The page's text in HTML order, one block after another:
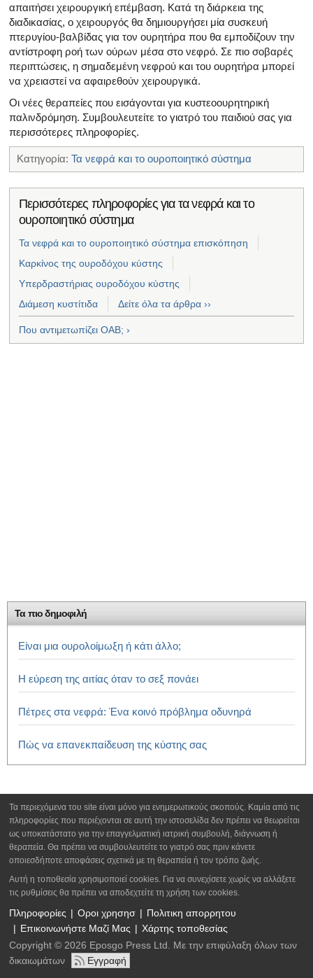
απαιτήσει χειρουργική επέμβαση. Κατά τη διάρκεια της
διαδικασίας, ο χειρουργός θα δημιουργήσει μία συσκευή
πτερυγίου-βαλβίδας για τον ουρητήρα που θα εμποδίζουν την
αντίστροφη ροή των ούρων μέσα στο νεφρό. Σε πιο σοβαρές
περιπτώσεις, η σημαδεμένη νεφρού και του ουρητήρα μπορεί
να χρειαστεί να αφαιρεθούν χειρουργικά.
Οι νέες θεραπείες που εισάγονται για κυστεοουρητηρική
παλινδρόμηση. Συμβουλευτείτε το γιατρό του παιδιού σας για
περισσότερες πληροφορίες.
Κατηγορία: Τα νεφρά και το ουροποιητικό σύστημα
Περισσότερες πληροφορίες για τα νεφρά και το
ουροποιητικό σύστημα
Τα νεφρά και το ουροποιητικό σύστημα επισκόπηση
Καρκίνος της ουροδόχου κύστης
Υπερδραστήριας ουροδόχου κύστης
Διάμεση κυστίτιδα
Δείτε όλα τα άρθρα ››
Που αντιμετωπίζει OAB; ›
Τα πιο δημοφιλή
Είναι μια ουρολοίμωξη ή κάτι άλλο;
Η εύρεση της αιτίας όταν το σεξ πονάει
Πέτρες στα νεφρά: Ένα κοινό πρόβλημα οδυνηρά
Πώς να επανεκπαίδευση της κύστης σας
Τα περιεχόμενα του site είναι μόνο για ενημερωτικούς σκοπούς. Καμία από τις
πληροφορίες που περιέχονται σε αυτή την ιστοσελίδα δεν πρέπει να θεωρείται
ως υποκατάστατο για την επαγγελματική ιατρική συμβουλή, διάγνωση ή
θεραπεία. Θα πρέπει να συμβουλευτείτε το γιατρό σας πριν κάνετε
οποιεσδήποτε αποφάσεις σχετικά με τη θεραπεία ή τον τρόπο ζωής.
Αυτή η τοποθεσία χρησιμοποιεί cookies. Για να συνεχίσετε χωρίς να αλλάξετε
τις ρυθμίσεις θα πρέπει να αποδεχτείτε τη χρήση των cookies.
Πληροφορίες Οροι χρησησ
Πολιτικη απορρητου
Επικοινωνήστε Μαζί Μας
Χάρτης τοποθεσίας
Copyright © 2026 Eposgo Press Ltd. Με την επιφύλαξη όλων των
δικαιωμάτων
Εγγραφή